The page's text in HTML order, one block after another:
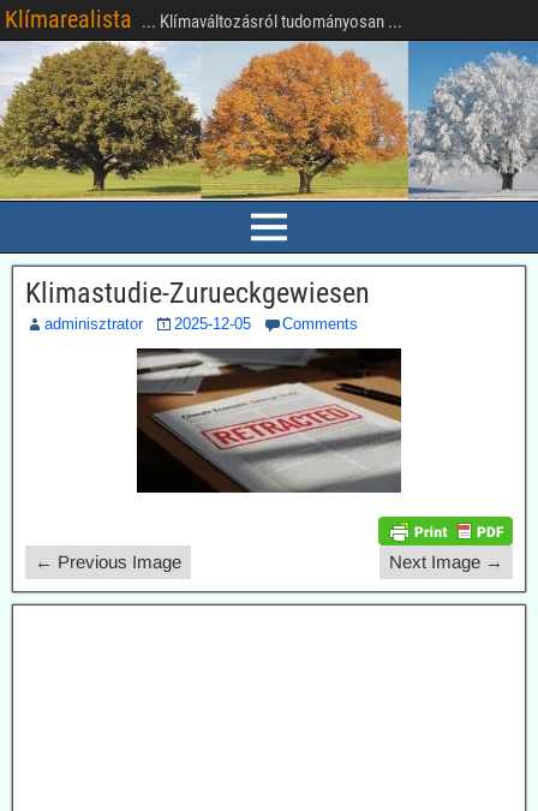
Klímarealista ... Klímaváltozásról tudományosan ...
Klimastudie-Zurueckgewiesen
adminisztrator 2025-12-05 Comments
← Previous Image Next Image →